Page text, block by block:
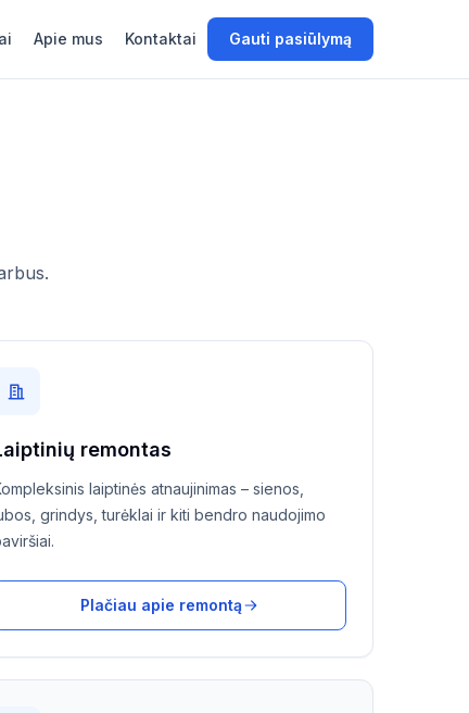
Apie mus Kontaktai Gauti pasiūlymą
remontas
laiptinės atnaujinimas – sienos,
grindys, turėklai ir kiti bendro naudojimo
Plačiau apie remontą